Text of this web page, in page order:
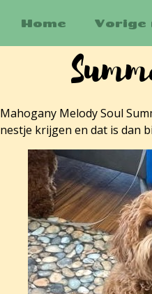
Home Vorige
Mahogany Melody Soul
nestje krijgen en dat is dan